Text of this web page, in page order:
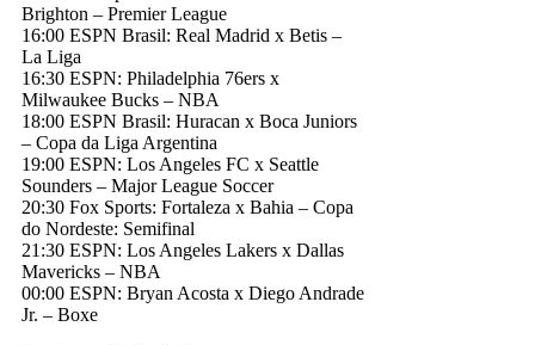
Brighton – Premier League
16:00 ESPN Brasil: Real Madrid x Betis –
La Liga
16:30 ESPN: Philadelphia 76ers x
Milwaukee Bucks – NBA
18:00 ESPN Brasil: Huracan x Boca Juniors
– Copa da Liga Argentina
19:00 ESPN: Los Angeles FC x Seattle
Sounders – Major League Soccer
20:30 Fox Sports: Fortaleza x Bahia – Copa
do Nordeste: Semifinal
21:30 ESPN: Los Angeles Lakers x Dallas
Mavericks – NBA
00:00 ESPN: Bryan Acosta x Diego Andrade
Jr. – Boxe